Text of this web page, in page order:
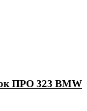
ПРО 323 BMW